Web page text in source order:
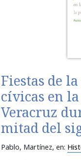
Fiestas de
cívicas en
Veracruz
mitad del
Pablo, Martínez, en: